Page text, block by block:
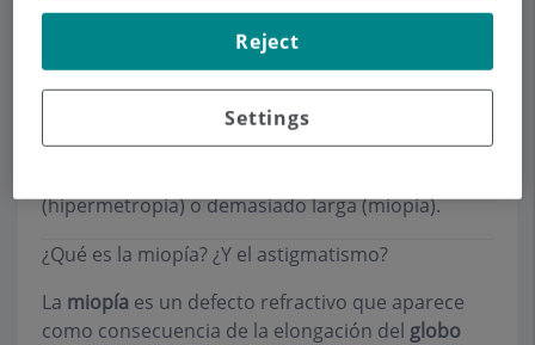
enfocada exactamente sobre la retina.
Se dice que un ojo tiene un defecto refractivo
cuando la potencia de sus lentes (cristalino +
córnea) no se corresponde con la distancia a la
que se encuentra la retina, ya sea porque la
(hipermetropía) o demasiado larga (miopía).
¿Qué es la miopía? ¿Y el astigmatismo?
La miopía es un defecto refractivo que aparece
como consecuencia de la elongación del globo
Settings
Reject